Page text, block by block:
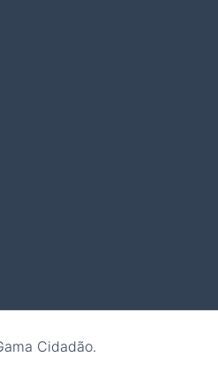
Cidadão.